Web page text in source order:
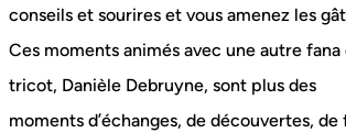
conseils et sourires et vous amenez les
Ces moments animés avec une autre fana
tricot, Danièle Debruyne, sont plus des
moments d’échanges, de découvertes, de